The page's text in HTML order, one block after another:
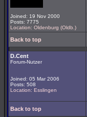
Joined: 19 Nov 2000
Posts: 7775
Location: Oldenburg (Oldb.)
Back to top
D.Cent
Forum-Nutzer
Joined: 05 Mar 2006
Posts: 508
Location: Esslingen
Back to top